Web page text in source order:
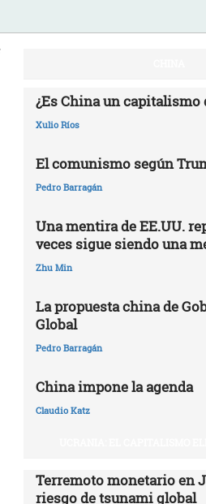
¿Es China un capitalismo
Xulio Ríos
El comunismo según
Pedro Barragán
Una mentira de EE.UU.
veces sigue siendo una
Zhu Min
La propuesta china de
Global
Pedro Barragán
China impone la agenda
Claudio Katz
Terremoto monetario en
riesgo de tsunami global